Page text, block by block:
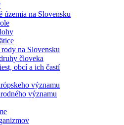
územia na Slovensku
na Slovensku
človeka
obcí a ich častí
významu
významu